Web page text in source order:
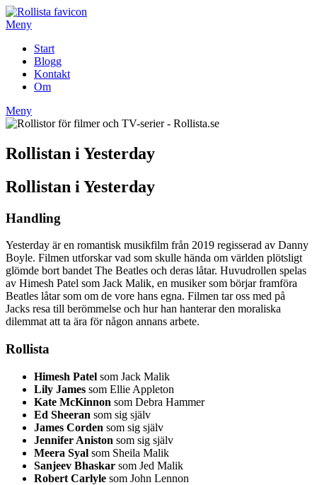
Hoppa
till
Meny
Start
Blogg
Kontakt
Om
Meny
Rollistan i Yesterday
Rollistan i Yesterday
Handling
Yesterday är en romantisk musikfilm från 2019 regisserad av Danny
Boyle. Filmen utforskar vad som skulle hända om världen plötsligt
glömde bort bandet The Beatles och deras låtar. Huvudrollen spelas
av Himesh Patel som Jack Malik, en musiker som börjar framföra
Beatles låtar som om de vore hans egna. Filmen tar oss med på
Jacks resa till berömmelse och hur han hanterar den moraliska
dilemmat att ta ära för någon annans arbete.
Rollista
Himesh Patel som Jack Malik
Lily James som Ellie Appleton
Kate McKinnon som Debra Hammer
Ed Sheeran som sig själv
James Corden som sig själv
Jennifer Aniston som sig själv
Meera Syal som Sheila Malik
Sanjeev Bhaskar som Jed Malik
Robert Carlyle som John Lennon